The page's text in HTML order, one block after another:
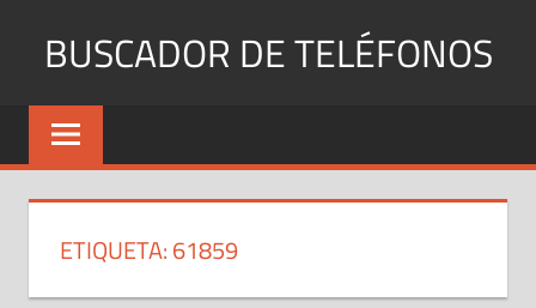
BUSCADOR DE TELÉFONOS
Identifica
Números
y
ETIQUETA:61859